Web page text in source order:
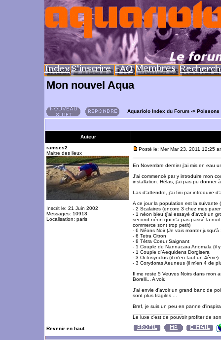
Mon nouvel Aqua
Aquariolo Index du Forum -> Poissons
Auteur
ramses2
Maitre des lieux
Inscrit le: 21 Juin 2002
Messages: 10918
Localisation: paris
Posté le: Mer Mar 23, 2011 12:25
En Novembre dernier j'ai mis en eau
J'ai commencé par y introduire mon
installation. Hélas, j'ai pas pu donner
Las d'attendre, j'ai fini par introduire
A ce jour la population est la suivante
- 2 Scalaires (encore 3 chez mes
- 1 néon bleu (j'ai essayé d'avoir un
second néon qui n'a pas passé la
commerce sont trop petit)
- 6 Néons Noir (Je vais monter jusqu'à
- 6 Tetra Citron
- 8 Tétra Coeur Saignant
- 1 Couple de Nannacara Anomala (il
- 1 Couple d'Aequidens Dorgisera
- 3 Octosynclus (il m'en faut un 4ème)
- 3 Corydoras Aeuneus (il m'en 4 de
Il me reste 5 Veuves Noirs dans mon
Borelli... A voir.
J'ai envie d'avoir un grand banc de
sont plus fragiles....
Bref, je suis un peu en panne
Le luxe c'est de pouvoir profiter de
Revenir en haut